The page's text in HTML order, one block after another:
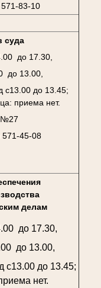
83-10
суда
до 17.30,
до 13.00,
с13.00 до 13.45;
приема нет.
№27
45-08
делам
до 17.30,
до 13.00,
с13.00 до 13.45;
нет.